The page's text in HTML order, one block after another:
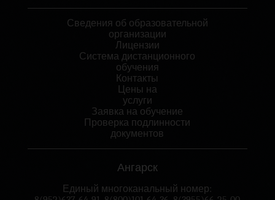
Сведения об образовательной
организации
Лицензии
Система дистанционного
обучения
Контакты
Цены на
услуги
Заявка на обучение
Проверка подлинности
документов
Ангарск
Единый многоканальный номер: